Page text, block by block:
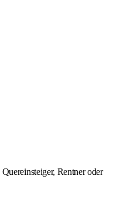
Rentner oder